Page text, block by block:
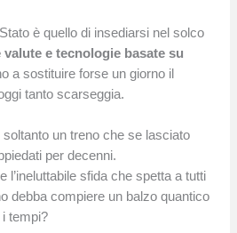
è quello di insediarsi nel solco
valute e tecnologie basate su
a sostituire forse un giorno il
tanto scarseggia.
un treno che se lasciato
per decenni.
l’ineluttabile sfida che spetta a tutti
debba compiere un balzo quantico
tempi?